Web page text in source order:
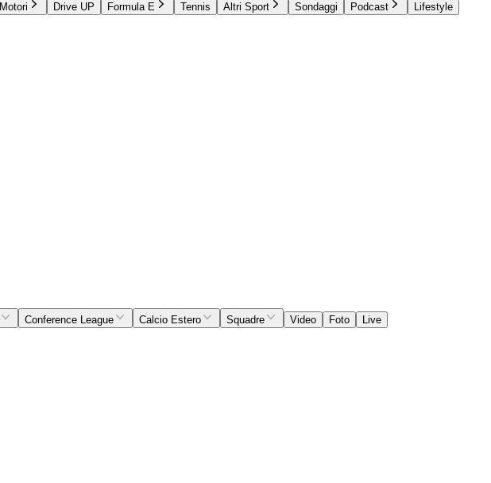
Motori Drive UP Formula E Tennis Altri Sport Sondaggi Podcast
Lifestyle
Conference League Calcio Estero Squadre Video Foto
Live